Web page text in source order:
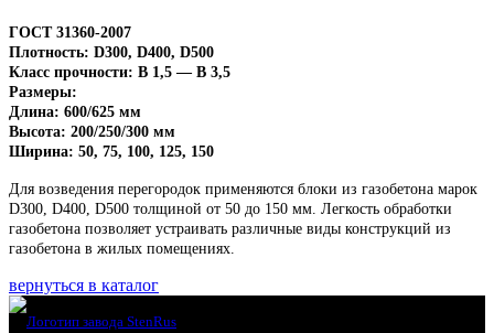
ГОСТ 31360-2007
Плотность: D300, D400, D500
Класс прочности: В 1,5 — В 3,5
Размеры:
Длина: 600/625 мм
Высота: 200/250/300 мм
Ширина: 50, 75, 100, 125, 150
Для возведения перегородок применяются блоки из газобетона марок
D300, D400, D500 толщиной от 50 до 150 мм. Легкость обработки
газобетона позволяет устраивать различные виды конструкций из
газобетона в жилых помещениях.
вернуться в каталог